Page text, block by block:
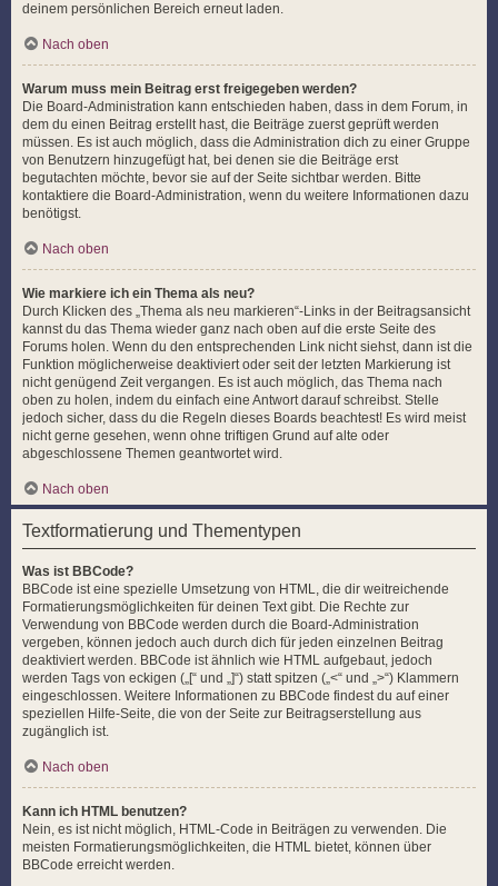
deinem persönlichen Bereich erneut laden.
Nach oben
Warum muss mein Beitrag erst freigegeben werden?
Die Board-Administration kann entschieden haben, dass in dem Forum, in
dem du einen Beitrag erstellt hast, die Beiträge zuerst geprüft werden
müssen. Es ist auch möglich, dass die Administration dich zu einer Gruppe
von Benutzern hinzugefügt hat, bei denen sie die Beiträge erst
begutachten möchte, bevor sie auf der Seite sichtbar werden. Bitte
kontaktiere die Board-Administration, wenn du weitere Informationen dazu
benötigst.
Nach oben
Wie markiere ich ein Thema als neu?
Durch Klicken des „Thema als neu markieren“-Links in der Beitragsansicht
kannst du das Thema wieder ganz nach oben auf die erste Seite des
Forums holen. Wenn du den entsprechenden Link nicht siehst, dann ist die
Funktion möglicherweise deaktiviert oder seit der letzten Markierung ist
nicht genügend Zeit vergangen. Es ist auch möglich, das Thema nach
oben zu holen, indem du einfach eine Antwort darauf schreibst. Stelle
jedoch sicher, dass du die Regeln dieses Boards beachtest! Es wird meist
nicht gerne gesehen, wenn ohne triftigen Grund auf alte oder
abgeschlossene Themen geantwortet wird.
Nach oben
Textformatierung und Thementypen
Was ist BBCode?
BBCode ist eine spezielle Umsetzung von HTML, die dir weitreichende
Formatierungsmöglichkeiten für deinen Text gibt. Die Rechte zur
Verwendung von BBCode werden durch die Board-Administration
vergeben, können jedoch auch durch dich für jeden einzelnen Beitrag
deaktiviert werden. BBCode ist ähnlich wie HTML aufgebaut, jedoch
werden Tags von eckigen („[“ und „]“) statt spitzen („<“ und „>“) Klammern
eingeschlossen. Weitere Informationen zu BBCode findest du auf einer
speziellen Hilfe-Seite, die von der Seite zur Beitragserstellung aus
zugänglich ist.
Nach oben
Kann ich HTML benutzen?
Nein, es ist nicht möglich, HTML-Code in Beiträgen zu verwenden. Die
meisten Formatierungsmöglichkeiten, die HTML bietet, können über
BBCode erreicht werden.